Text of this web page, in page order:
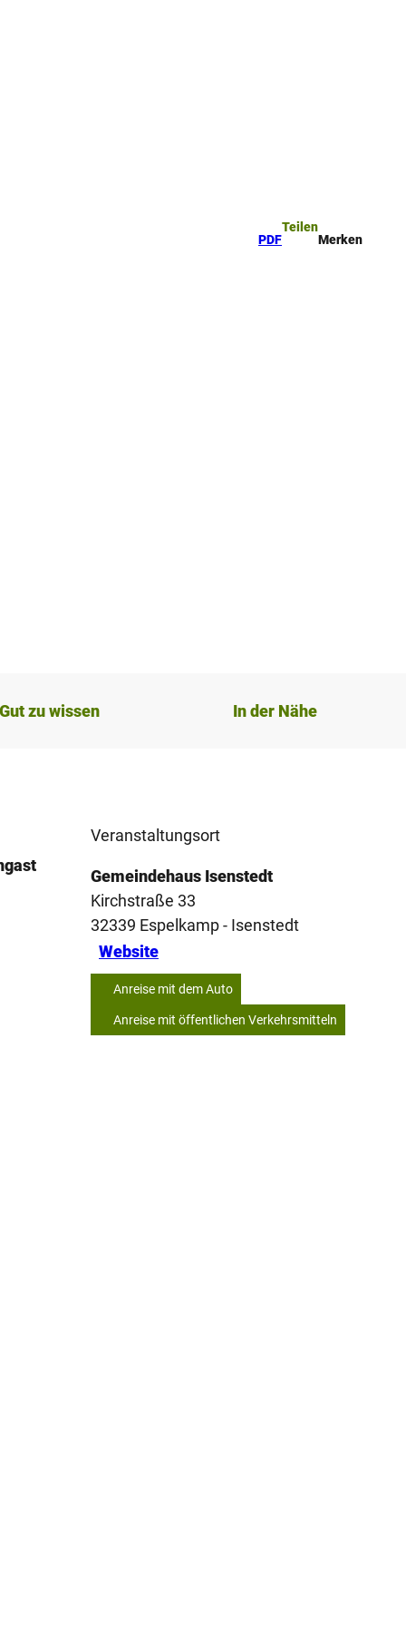
PDF
Teilen
Merken
Gut zu wissen In der Nähe
Veranstaltungsort
Gemeindehaus Isenstedt
Kirchstraße 33
32339 Espelkamp- Isenstedt
Website
Anreise mit dem Auto
Anreise mit öffentlichen Verkehrsmitteln